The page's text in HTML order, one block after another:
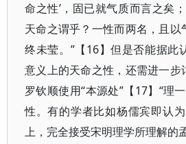
命之性’，固已就气质而言之矣
天命之谓乎？一性而两名，且
终未莹。”【16】但是否能据此
意义上的天命之性，还需进一步
罗钦顺使用“本源处”【17】“理
性。有的学者比如杨儒宾即认
上，完全接受宋明理学所理解的